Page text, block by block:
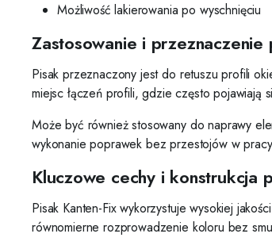
Możliwość lakierowania po wyschnięciu
Zastosowanie i
Pisak przeznaczony jest do retuszu profili
miejsc łączeń profili, gdzie często pojawiają
Może być również stosowany do naprawy
wykonanie poprawek bez przestojów w
Kluczowe cechy i konstrukcja
Pisak Kanten-Fix wykorzystuje wysokiej
równomierne rozprowadzenie koloru bez